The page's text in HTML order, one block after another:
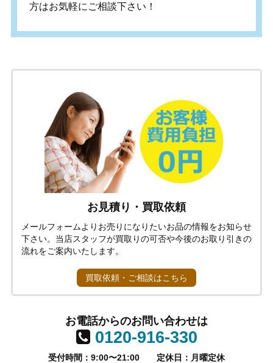
方はお気軽にご相談下さい！
お見積り・買取依頼
メールフォームよりお売りになりたいお品の情報をお知らせ
下さい。当店スタッフが買取りの可否や今後のお取り引きの
流れをご案内いたします。
買取依頼・ご相談はこちら
お電話からのお問い合わせは
0120-916-330
受付時間：9:00〜21:00 定休日：月曜定休